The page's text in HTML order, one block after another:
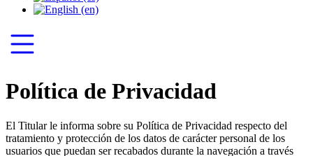
Política de Privacidad
El Titular le informa sobre su Política de Privacidad respecto del
tratamiento y protección de los datos de carácter personal de los
usuarios que puedan ser recabados durante la navegación a través